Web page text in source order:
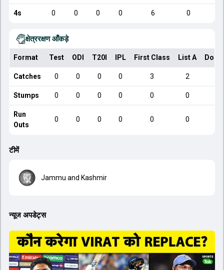
4s 0 0 0 0 6 0
क्षेत्ररक्षण आँकड़े
Format Test ODI T20I IPL First Class List A
Catches 0 0 0 0 3 2
Stumps 0 0 0 0 0 0
Run
Outs
0 0 0 0 0 0
टीमें
Jammu and Kashmir
न्यूज अपडेट्स